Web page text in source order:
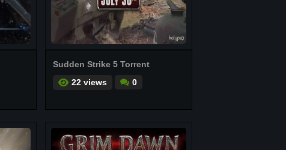
Sudden Strike 5 Torrent
22 views
0